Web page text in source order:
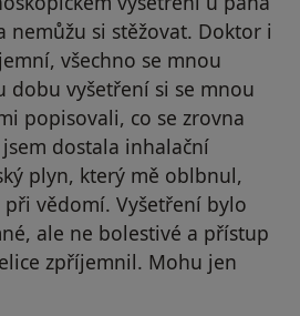
nemůžu si stěžovat. Doktor i
všechno se mnou
dobu vyšetření si se mnou
popisovali, co se zrovna
dostala inhalační
plyn, který mě oblbnul,
vědomí. Vyšetření bylo
ale ne bolestivé a přístup
zpříjemnil. Mohu jen